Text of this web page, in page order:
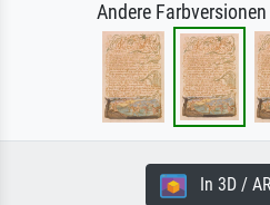
Andere
In 3D /